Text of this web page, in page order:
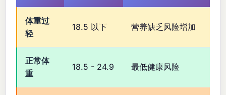
体重过
轻
18.5 以下 营养缺乏风险增加
正常体
重
18.5 - 24.9 最低健康风险